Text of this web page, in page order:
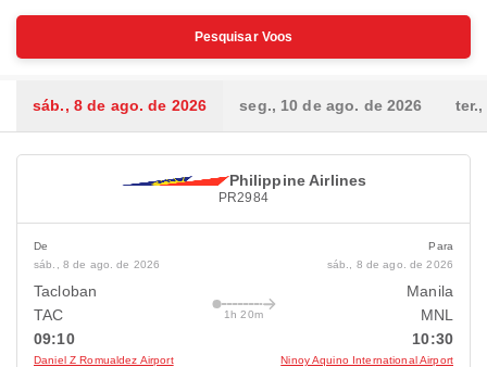
Pesquisar Voos
sáb., 8 de ago. de 2026 seg., 10 de ago. de 2026 ter.,
Philippine Airlines
PR2984
De
sáb., 8 de ago. de 2026
Tacloban
TAC
09:10
Daniel Z Romualdez Airport
1h 20m
Para
sáb., 8 de ago. de 2026
Manila
MNL
10:30
Ninoy Aquino International Airport